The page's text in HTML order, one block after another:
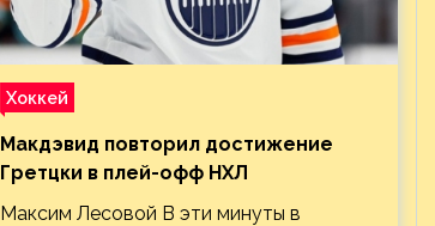
Хоккей
Макдэвид повторил достижение
Гретцки в плей-офф НХЛ
Максим Лесовой В эти минуты в